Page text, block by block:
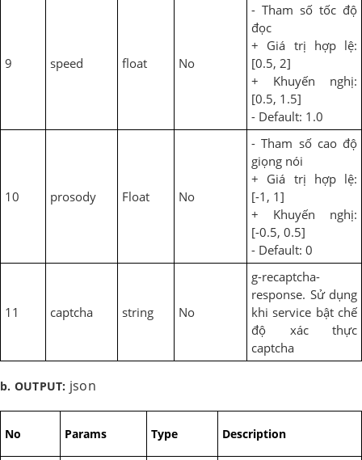
9 speed float No
- Tham số tốc độ
đọc
+ Giá trị hợp lệ:
[0.5, 2]
+ Khuyến nghị:
[0.5, 1.5]
- Default: 1.0
10 prosody Float No
- Tham số cao độ
giọng nói
+ Giá trị hợp lệ:
[-1, 1]
+ Khuyến nghị:
[-0.5, 0.5]
- Default: 0
11 captcha string No
g-recaptcha-
response. Sử dụng
khi service bật chế
độ xác thực
captcha
b. OUTPUT: json
No Params Type Description